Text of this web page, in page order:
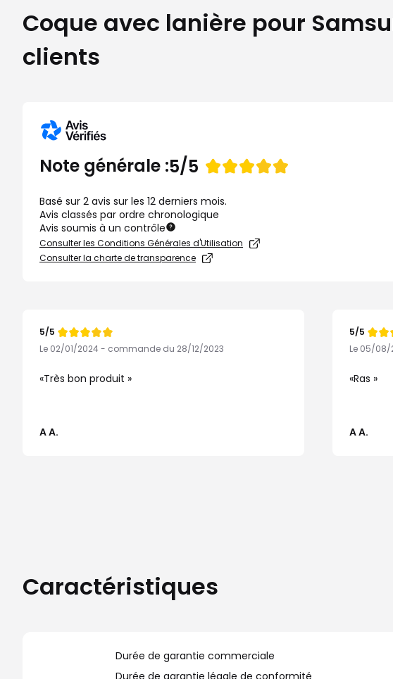
Coque avec lanière pour
clients
Note générale :Note
5/5
Basé sur 2 avis sur les 12 derniers mois.
Avis classés par ordre chronologique
Avis soumis à un contrôle
Consulter les Conditions Générales d'Utilisation
Consulter la charte de transparence
Note
de
5/5
Le 02/01/2024 - commande du 28/12/2023
Très bon produit
A A.
Note
de
5/5
Le 05/
Ras
A A.
Caractéristiques
Durée de garantie commerciale
Durée de garantie légale de conformité